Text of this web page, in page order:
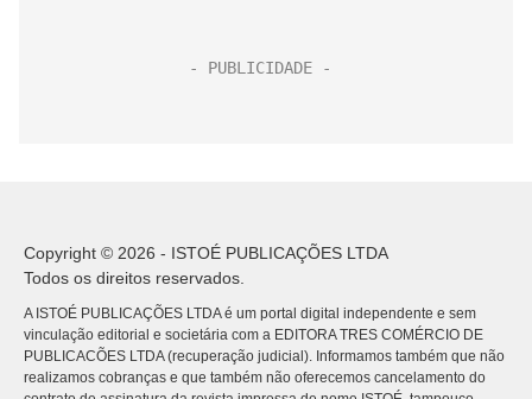
Copyright © 2026 - ISTOÉ PUBLICAÇÕES LTDA
Todos os direitos reservados.
A ISTOÉ PUBLICAÇÕES LTDA é um portal digital independente e sem
vinculação editorial e societária com a EDITORA TRES COMÉRCIO DE
PUBLICACÕES LTDA (recuperação judicial). Informamos também que não
realizamos cobranças e que também não oferecemos cancelamento do